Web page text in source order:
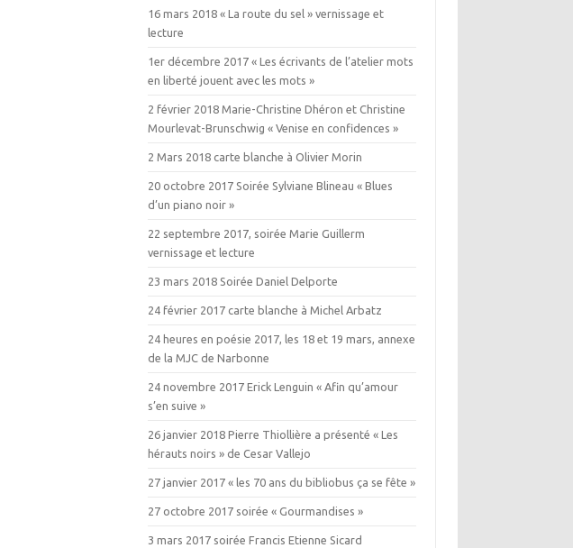
16 mars 2018 « La route du sel » vernissage et
lecture
1er décembre 2017 « Les écrivants de l’atelier mots
en liberté jouent avec les mots »
2 février 2018 Marie-Christine Dhéron et Christine
Mourlevat-Brunschwig « Venise en confidences »
2 Mars 2018 carte blanche à Olivier Morin
20 octobre 2017 Soirée Sylviane Blineau « Blues
d’un piano noir »
22 septembre 2017, soirée Marie Guillerm
vernissage et lecture
23 mars 2018 Soirée Daniel Delporte
24 février 2017 carte blanche à Michel Arbatz
24 heures en poésie 2017, les 18 et 19 mars, annexe
de la MJC de Narbonne
24 novembre 2017 Erick Lenguin « Afin qu’amour
s’en suive »
26 janvier 2018 Pierre Thiollière a présenté « Les
hérauts noirs » de Cesar Vallejo
27 janvier 2017 « les 70 ans du bibliobus ça se fête »
27 octobre 2017 soirée « Gourmandises »
3 mars 2017 soirée Francis Etienne Sicard